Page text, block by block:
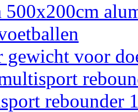
500x200cm
gewicht voor
rebounder